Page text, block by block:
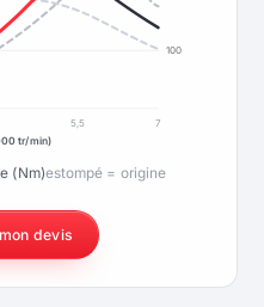
100
5,5
7
tr/min)
(Nm)estompé = origine
devis